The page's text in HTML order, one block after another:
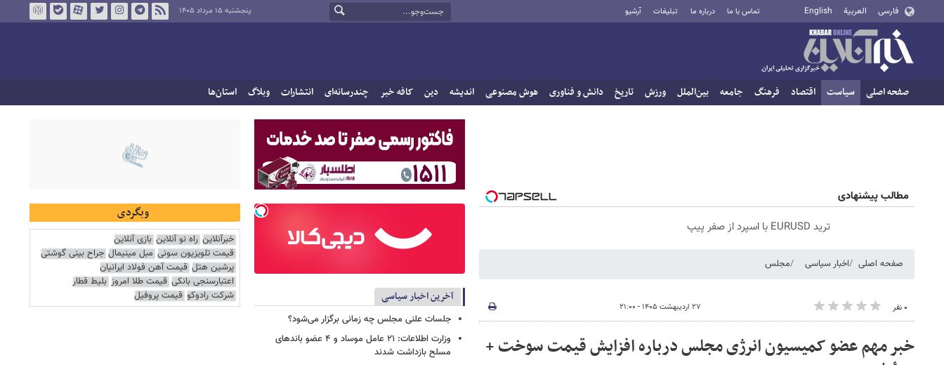
فارسی العربية English تماس با ما درباره ما تبلیغات آرشیو پنجشنبه ۱۵ مرداد ۱۴۰۵
صفحه اصلی سیاست اقتصاد فرهنگ جامعه بین‌الملل ورزش تاریخ دانش و فناوری هوش مصنوعی اندیشه دین کافه خبر چندرسانه‌ای انتشارات وبلاگ استان‌ها
مطالب پیشنهادی
ترید EURUSD با اسپرد از صفر پیپ
صفحه اصلی اخبار سیاسی مجلس
۰ نفر ۲۷ اردیبهشت ۱۴۰۵ - ۲۱:۰۰
خبر مهم عضو کمیسیون انرژی مجلس درباره افزایش قیمت سوخت +
آخرین اخبار سیاسی
جلسات علنی مجلس چه زمانی برگزار می‌شود؟
وزارت اطلاعات: ۲۱ عامل موساد و ۴ عضو باندهای
مسلح بازداشت شدند
وبگردی
خبرآنلاین راه نو آنلاین بازی آنلاین
قیمت تلویزیون سونی مبل مینیمال جراح بینی گوشتی
پرشین هتل قیمت آهن فولاد ایرانیان
اعتبارسنجی بانکی قیمت طلا امروز بلیط قطار
شرکت رادوکو قیمت پروفیل